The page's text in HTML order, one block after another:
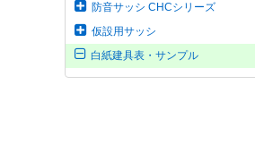
防音サッシ CHCシリーズ
仮設用サッシ
白紙建具表・サンプル